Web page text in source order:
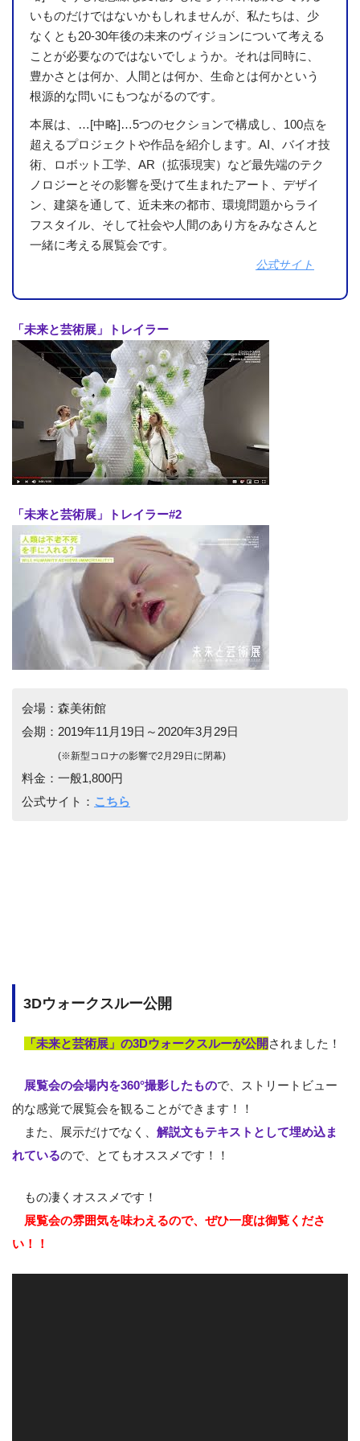
いものだけではないかもしれませんが、私たちは、少
なくとも20-30年後の未来のヴィジョンについて考える
ことが必要なのではないでしょうか。それは同時に、
豊かさとは何か、人間とは何か、生命とは何かという
根源的な問いにもつながるのです。
本展は、…[中略]…5つのセクションで構成し、100点を
超えるプロジェクトや作品を紹介します。AI、バイオ技
術、ロボット工学、AR（拡張現実）など最先端のテク
ノロジーとその影響を受けて生まれたアート、デザイ
ン、建築を通して、近未来の都市、環境問題からライ
フスタイル、そして社会や人間のあり方をみなさんと
一緒に考える展覧会です。
公式サイト
「未来と芸術展」トレイラー
「未来と芸術展」トレイラー#2
会場：森美術館
会期：2019年11月19日～2020年3月29日
(※新型コロナの影響で2月29日に閉幕)
料金：一般1,800円
公式サイト： こちら
3Dウォークスルー公開
「未来と芸術展」の3Dウォークスルーが公開 されました！
展覧会の会場内を360°撮影したもので、ストリートビュー
的な感覚で展覧会を観ることができます！！
また、展示だけでなく、 解説文もテキストとして埋め込ま
れているので、とてもオススメです！！
もの凄くオススメです！
展覧会の雰囲気を味わえるので、ぜひ一度は御覧くださ
い！！